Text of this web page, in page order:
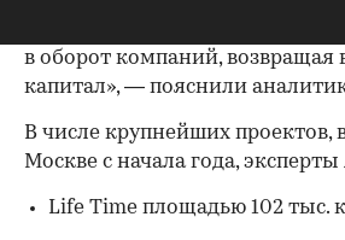
в оборот компаний,
капитал», — пояснили
В числе крупнейших проектов,
Москве с начала года,
Life Time площадью 102 тыс.